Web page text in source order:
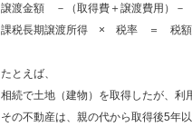
譲渡金額 －（取得費＋譲渡費用）－
課税長期譲渡所得 × 税率 ＝ 税額
たとえば、
相続で土地（建物）を取得したが、利
その不動産は、親の代から取得後5年以